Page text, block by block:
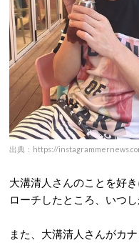
出典：https://
大溝清人さんのことを好
ローチしたところ、いつ
また、大溝清人さんがカ